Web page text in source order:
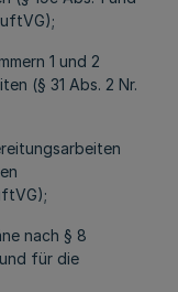
1 und 2
(§ 31 Abs. 2 Nr.
nach § 8
für die